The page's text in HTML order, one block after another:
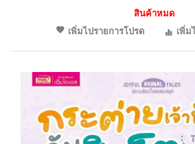
สินค้าหมด
เพิ่มไปรายการโปรด
เพิ่ม